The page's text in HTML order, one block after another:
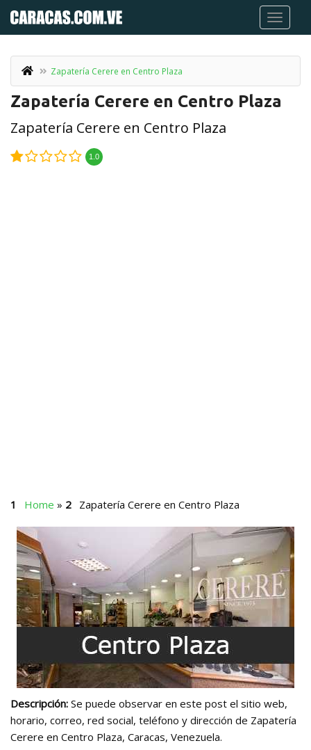
Zapatería Cerere en Centro Plaza
Zapatería Cerere en Centro Plaza
Zapatería Cerere en Centro Plaza
1.0
Home » Zapatería Cerere en Centro Plaza
Descripción: Se puede observar en este post el sitio web,
horario, correo, red social, teléfono y dirección de Zapatería
Cerere en Centro Plaza, Caracas, Venezuela.